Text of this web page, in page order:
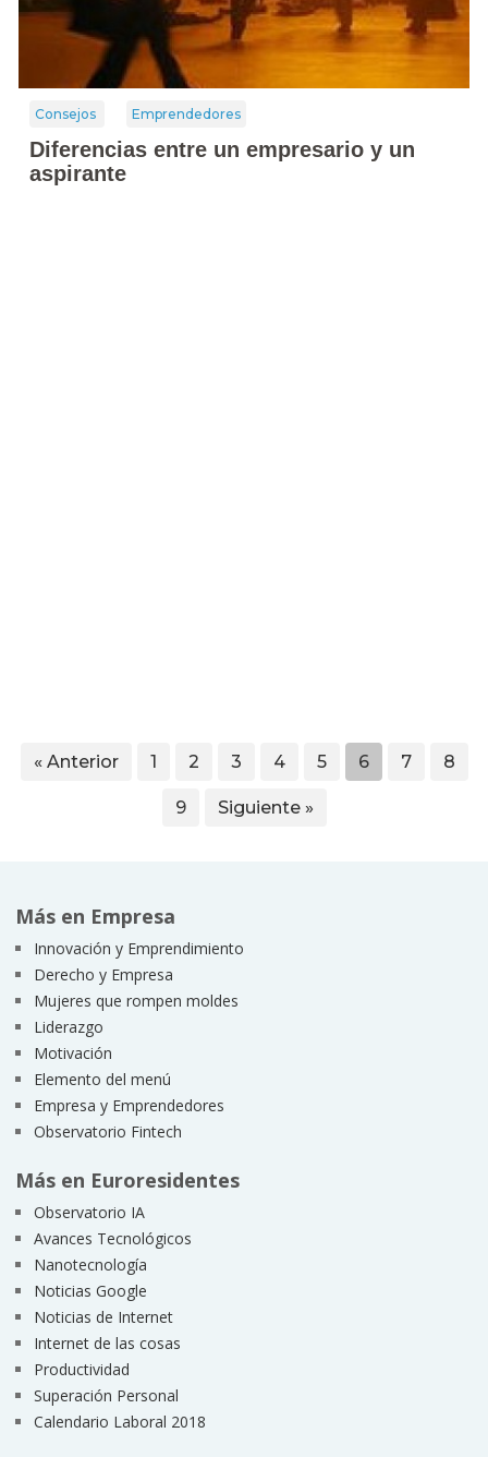
Consejos Emprendedores
Diferencias entre un empresario y un
aspirante
« Anterior 1 2 3 4 5 6 7 8
9 Siguiente »
Más en Empresa
Innovación y Emprendimiento
Derecho y Empresa
Mujeres que rompen moldes
Liderazgo
Motivación
Elemento del menú
Empresa y Emprendedores
Observatorio Fintech
Más en Euroresidentes
Observatorio IA
Avances Tecnológicos
Nanotecnología
Noticias Google
Noticias de Internet
Internet de las cosas
Productividad
Superación Personal
Calendario Laboral 2018